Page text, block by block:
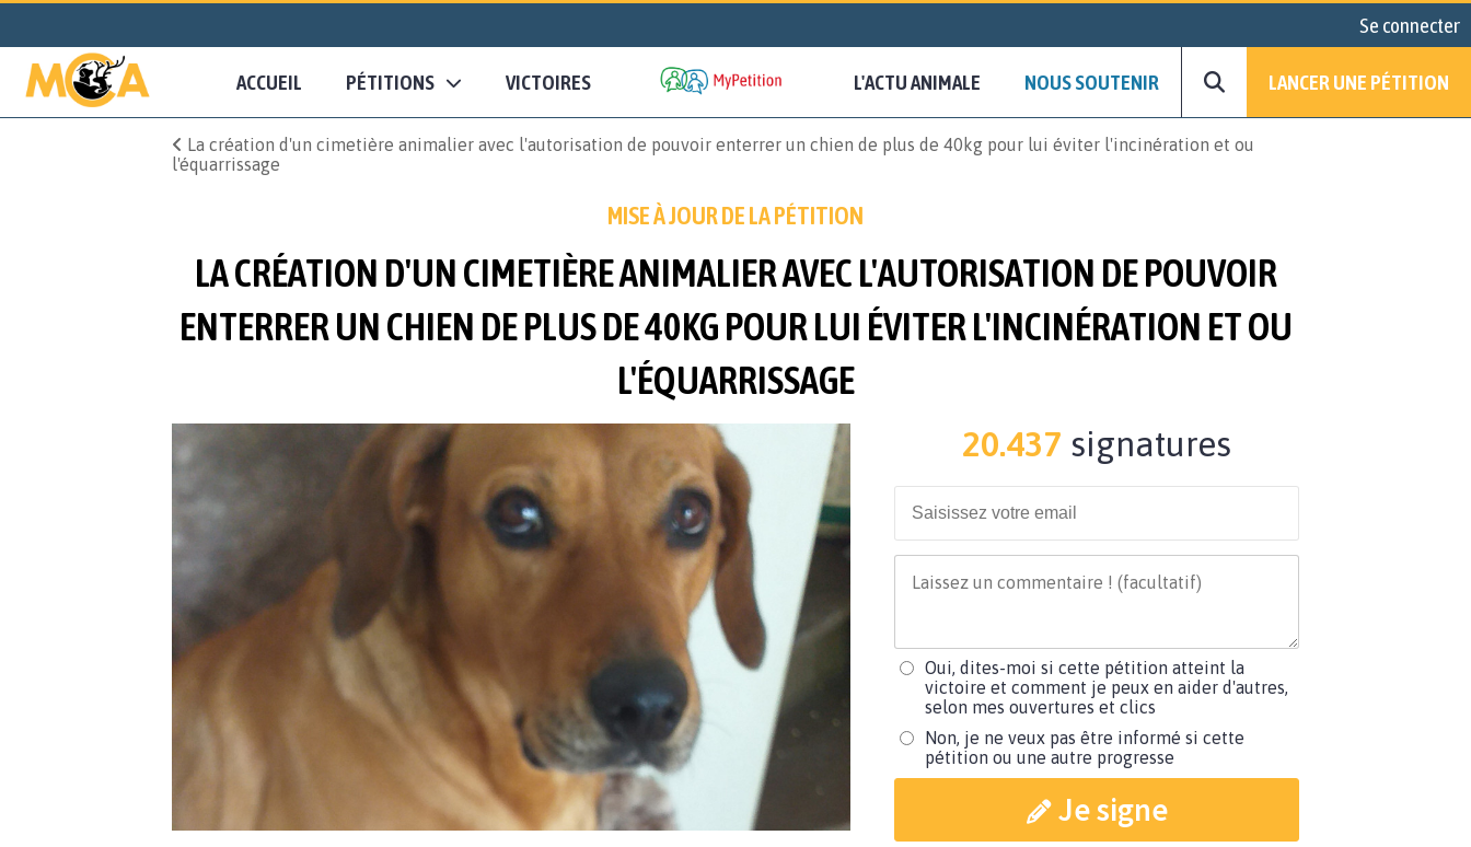
Se connecter
ACCUEIL PÉTITIONS VICTOIRES L'ACTU ANIMALE NOUS SOUTENIR LANCER UNE PÉTITION
La création d'un cimetière animalier avec l'autorisation de pouvoir enterrer un chien de plus de 40kg pour lui éviter l'incinération et ou
l'équarrissage
MISE À JOUR DE LA PÉTITION
LA CRÉATION D'UN CIMETIÈRE ANIMALIER AVEC L'AUTORISATION DE POUVOIR
ENTERRER UN CHIEN DE PLUS DE 40KG POUR LUI ÉVITER L'INCINÉRATION ET OU
L'ÉQUARRISSAGE
20.437 signatures
Oui, dites-moi si cette pétition atteint la
victoire et comment je peux en aider d'autres,
selon mes ouvertures et clics
Non, je ne veux pas être informé si cette
pétition ou une autre progresse
Je signe